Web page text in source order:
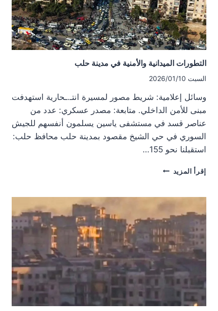
معارك
ضد
قسد
التطورات الميدانية والأمنية في مدينة حلب
السبت 2026/01/10
وسائل إعلامية: شريط مصور لمسيرة انتـ.ـحارية استهدفت
مبنى للأمن الداخلي. متابعة: مصدر عسكري: عدد من
عناصر قسد في مستشفى ياسين يسلمون أنفسهم للجيش
السوري في حي الشيخ مقصود بمدينة حلب محافظ حلب:
استقبلنا نحو 155…
إقرأ المزيد التطورات
في
حلب